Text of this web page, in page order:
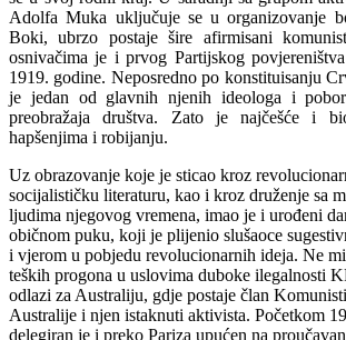
Adolfa Muka uključuje se u organizovanje
Boki, ubrzo postaje šire afirmisani
osnivačima je i prvog Partijskog
1919. godine. Neposredno po konstituisanju
je jedan od glavnih njenih ideologa i
preobražaja društva. Zato je najčešće i
hapšenjima i robijanju.
Uz obrazovanje koje je sticao kroz
socijalističku literaturu, kao i kroz druženje sa
ljudima njegovog vremena, imao je i urođeni
običnom puku, koji je plijenio slušaoce
i vjerom u pobjedu revolucionarnih ideja. Ne
teških progona u uslovima duboke ilegalnosti
odlazi za Australiju, gdje postaje član
Australije i njen istaknuti aktivista. Početkom
delegiran je i preko Pariza upućen na